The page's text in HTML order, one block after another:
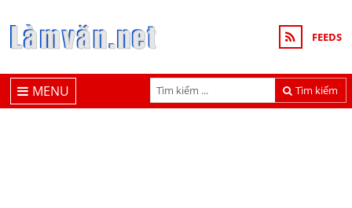
FEEDS
Tìm kiếm
MENU